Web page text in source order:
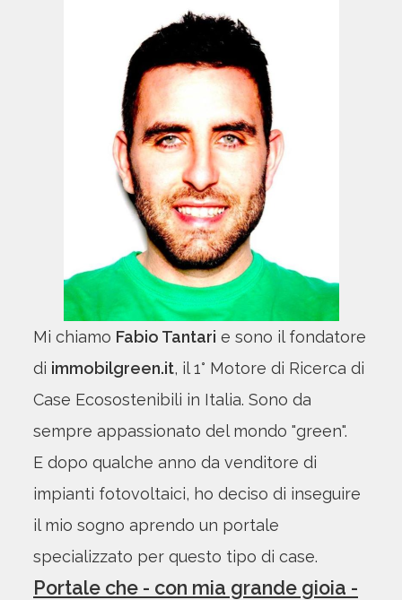
Mi chiamo Fabio Tantari e sono il fondatore
di immobilgreen.it, il 1° Motore di Ricerca di
Case Ecosostenibili in Italia. Sono da
sempre appassionato del mondo "green".
E dopo qualche anno da venditore di
impianti fotovoltaici, ho deciso di inseguire
il mio sogno aprendo un portale
specializzato per questo tipo di case.
Portale che - con mia grande gioia -